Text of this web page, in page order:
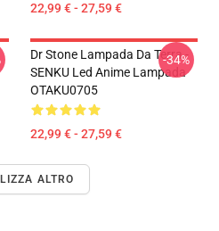
22,99 € - 27,59 €
Dr Stone Lampada Da Terra -
SENKU Led Anime Lampada
OTAKU0705
22,99 € - 27,59 €
-34%
ALTRO